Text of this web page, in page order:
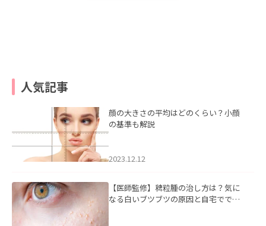
人気記事
顔の大きさの平均はどのくらい？小顔
の基準も解説
2023.12.12
【医師監修】稗粒腫の治し方は？気に
なる白いブツブツの原因と自宅ででき